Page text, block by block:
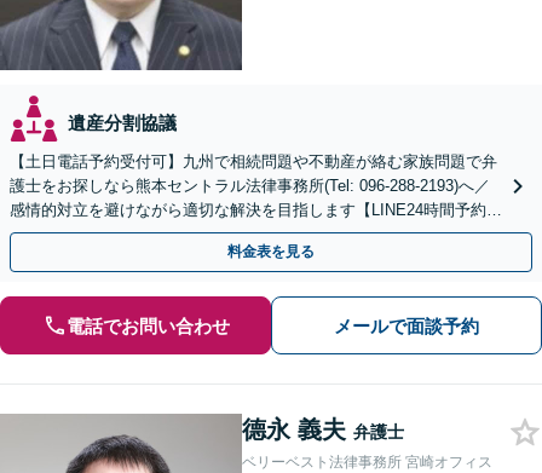
遺産分割協議
【土日電話予約受付可】九州で相続問題や不動産が絡む家族問題で弁
護士をお探しなら熊本セントラル法律事務所(Tel: 096-288-2193)へ／
感情的対立を避けながら適切な解決を目指します【LINE24時間予約受
付可】【休日・夜間相談可】
料金表を見る
電話でお問い合わせ メールで面談予約
德永 義夫 弁護士
ベリーベスト法律事務所 宮崎オフィス